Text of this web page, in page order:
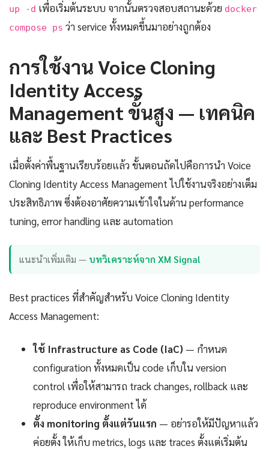
up -d เพื่อเริ่มต้นระบบ จากนั้นตรวจสอบสถานะด้วย docker
compose ps ว่า service ทั้งหมดขึ้นมาอย่างถูกต้อง
การใช้งาน Voice Cloning
Identity Access
Management ขั้นสูง — เทคนิค
และ Best Practices
เมื่อตั้งค่าพื้นฐานเรียบร้อยแล้ว ขั้นตอนถัดไปคือการนำ Voice
Cloning Identity Access Management ไปใช้งานจริงอย่างเต็ม
ประสิทธิภาพ ซึ่งต้องอาศัยความเข้าใจในด้าน performance
tuning, error handling และ automation
แนะนำเพิ่มเติม — บทวิเคราะห์จาก XM Signal
Best practices ที่สำคัญสำหรับ Voice Cloning Identity
Access Management:
ใช้ Infrastructure as Code (IaC) — กำหนด
configuration ทั้งหมดเป็น code เก็บใน version
control เพื่อให้สามารถ track changes, rollback และ
reproduce environment ได้
ตั้ง monitoring ตั้งแต่วันแรก — อย่ารอให้มีปัญหาแล้ว
ค่อยตั้ง ให้เก็บ metrics, logs และ traces ตั้งแต่เริ่มต้น